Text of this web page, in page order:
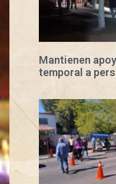
Mantienen
temporal a